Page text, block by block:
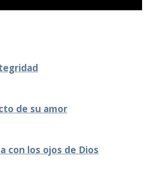
de su amor
con los ojos de Dios